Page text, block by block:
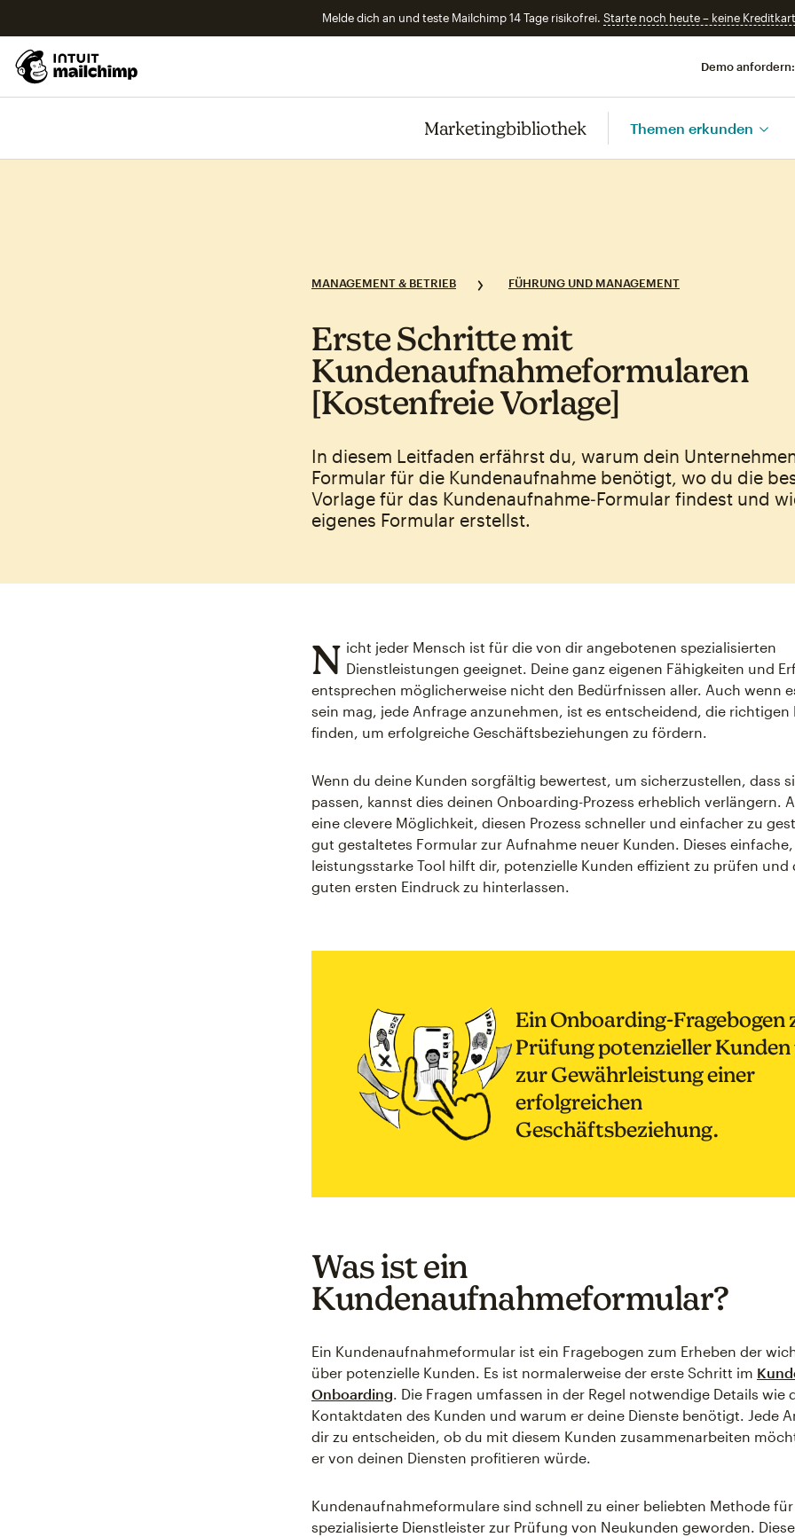
Melde dich an und teste Mailchimp 14 Tage risikofrei. Starte noch heute – keine
Demo anfordern:
Marketingbibliothek Themen erkunden
MANAGEMENT & BETRIEB FÜHRUNG UND MANAGEMENT
Erste Schritte mit
Kundenaufnahmeformularen
[Kostenfreie Vorlage]
In diesem Leitfaden erfährst du, warum dein
Formular für die Kundenaufnahme benötigt, wo du die
Vorlage für das Kundenaufnahme‑Formular findest und
eigenes Formular erstellst.
N icht jeder Mensch ist für die von dir angebotenen spezialisierten
Dienstleistungen geeignet. Deine ganz eigenen Fähigkeiten und
entsprechen möglicherweise nicht den Bedürfnissen aller. Auch wenn
sein mag, jede Anfrage anzunehmen, ist es entscheidend, die richtigen
finden, um erfolgreiche Geschäftsbeziehungen zu fördern.
Wenn du deine Kunden sorgfältig bewertest, um sicherzustellen, dass
passen, kannst dies deinen Onboarding-Prozess erheblich verlängern.
eine clevere Möglichkeit, diesen Prozess schneller und einfacher zu
gut gestaltetes Formular zur Aufnahme neuer Kunden. Dieses
leistungsstarke Tool hilft dir, potenzielle Kunden effizient zu prüfen und
guten ersten Eindruck zu hinterlassen.
Ein Onboarding-Fragebogen
Prüfung potenzieller Kunden
zur Gewährleistung einer
erfolgreichen
Geschäftsbeziehung.
Was ist ein
Kundenaufnahmeformular?
Ein Kundenaufnahmeformular ist ein Fragebogen zum Erheben der
über potenzielle Kunden. Es ist normalerweise der erste Schritt im
Onboarding. Die Fragen umfassen in der Regel notwendige Details wie
Kontaktdaten des Kunden und warum er deine Dienste benötigt. Jede
dir zu entscheiden, ob du mit diesem Kunden zusammenarbeiten
er von deinen Diensten profitieren würde.
Kundenaufnahmeformulare sind schnell zu einer beliebten Methode für
spezialisierte Dienstleister zur Prüfung von Neukunden geworden.